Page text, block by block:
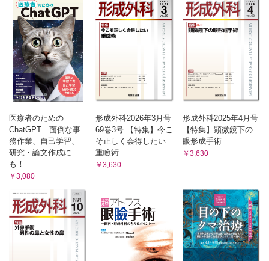
医療者のための
ChatGPT 面倒な事
務作業、自己学習、
研究・論文作成に
も！
￥3,080
形成外科2026年3月号
69巻3号 【特集】今こ
そ正しく会得したい
重瞼術
￥3,630
形成外科2025年4月号
【特集】顕微鏡下の
眼形成手術
￥3,630